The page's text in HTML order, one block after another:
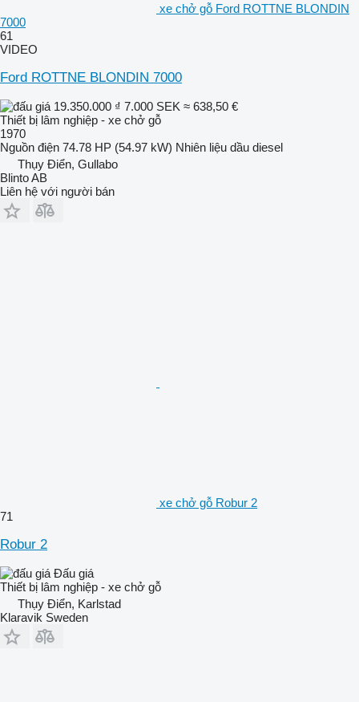
xe chở gỗ Ford ROTTNE BLONDIN
7000
61
VIDEO
Ford ROTTNE BLONDIN 7000
19.350.000 ₫ 7.000 SEK ≈ 638,50 €
Thiết bị lâm nghiệp - xe chở gỗ
1970
Nguồn điện 74.78 HP (54.97 kW) Nhiên liệu dầu diesel
Thụy Điển, Gullabo
Blinto AB
Liên hệ với người bán
xe chở gỗ Robur 2
71
Robur 2
Đấu giá
Thiết bị lâm nghiệp - xe chở gỗ
Thụy Điển, Karlstad
Klaravik Sweden